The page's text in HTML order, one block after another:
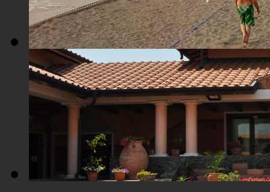
Плажа "Топољар" - Терени на песку